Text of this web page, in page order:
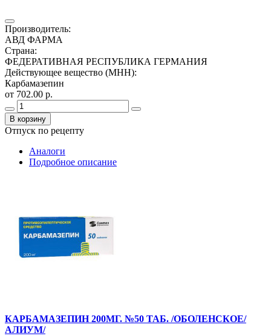
Производитель:
АВД ФАРМА
Страна:
ФЕДЕРАТИВНАЯ РЕСПУБЛИКА ГЕРМАНИЯ
Действующее вещество (МНН):
Карбамазепин
от 702.00 р.
В корзину
Отпуск по рецепту
Аналоги
Подробное описание
КАРБАМАЗЕПИН 200МГ. №50 ТАБ. /ОБОЛЕНСКОЕ/
АЛИУМ/